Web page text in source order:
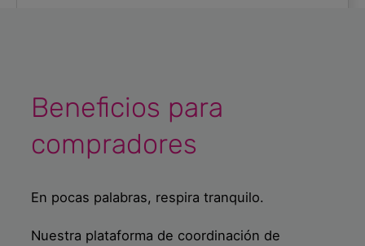
Beneficios para
compradores
En pocas palabras, respira tranquilo.
Nuestra plataforma de coordinación de